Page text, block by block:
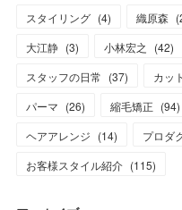
スタイリング (4) 織原森 (
大江静 (3) 小林宏之 (42)
スタッフの日常 (37) カット
パーマ (26) 縮毛矯正 (94)
ヘアアレンジ (14) プロダ
お客様スタイル紹介 (115)